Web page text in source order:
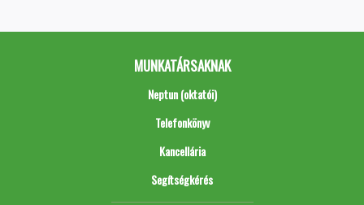
MUNKATÁRSAKNAK
Neptun (oktatói)
Telefonkönyv
Kancellária
Segítségkérés